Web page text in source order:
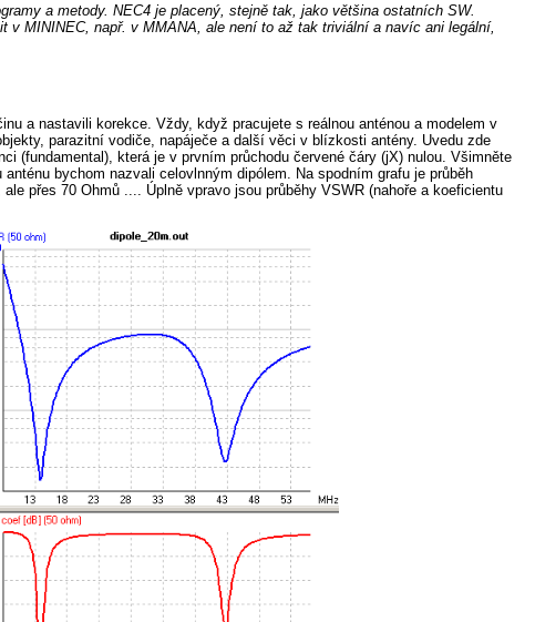
a metody. NEC4 je placený, stejně tak, jako většina ostatních SW.
MININEC, např. v MMANA, ale není to až tak triviální a navíc ani legální,
a nastavili korekce. Vždy, když pracujete s reálnou anténou a modelem v
parazitní vodiče, napáječe a další věci v blízkosti antény. Uvedu zde
(fundamental), která je v prvním průchodu červené čáry (jX) nulou. Všimněte
bychom nazvali celovlnným dipólem. Na spodním grafu je průběh
přes 70 Ohmů .... Úplně vpravo jsou průběhy VSWR (nahoře a koeficientu